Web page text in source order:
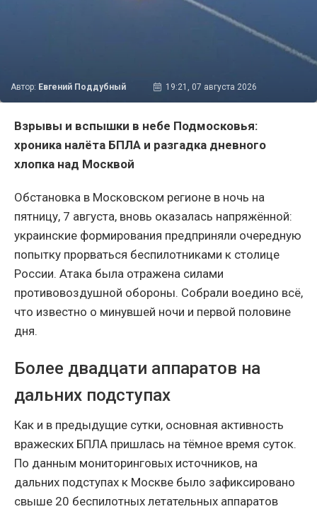
Автор: Евгений Поддубный 19:21, 07 августа 2026
Взрывы и вспышки в небе Подмосковья:
хроника налёта БПЛА и разгадка дневного
хлопка над Москвой
Обстановка в Московском регионе в ночь на
пятницу, 7 августа, вновь оказалась напряжённой:
украинские формирования предприняли очередную
попытку прорваться беспилотниками к столице
России. Атака была отражена силами
противовоздушной обороны. Собрали воедино всё,
что известно о минувшей ночи и первой половине
дня.
Более двадцати аппаратов на
дальних подступах
Как и в предыдущие сутки, основная активность
вражеских БПЛА пришлась на тёмное время суток.
По данным мониторинговых источников, на
дальних подступах к Москве было зафиксировано
свыше 20 беспилотных летательных аппаратов